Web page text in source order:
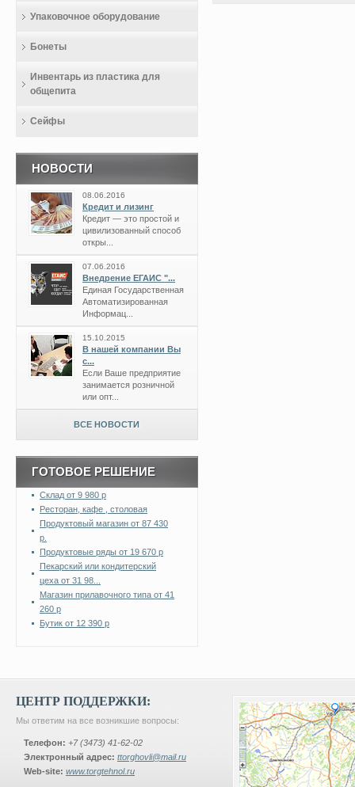
Упаковочное оборудование
Бонеты
Инвентарь из пластика для
общепита
Сейфы
НОВОСТИ
08.06.2016
Кредит и лизинг
Кредит — это простой и
цивилизованный способ
откры...
07.06.2016
Внедрение ЕГАИС "...
Единая Государственная
Автоматизированная
Информац...
15.10.2015
В нашей компании Вы
с...
Если Ваше предприятие
занимается розничной
или опт...
ВСЕ НОВОСТИ
ГОТОВОЕ РЕШЕНИЕ
Склад от 9 980 р
Ресторан, кафе , столовая
Продуктовый магазин от 87 430
р.
Продуктовые ряды от 19 670 р
Пекарский или кондитерский
цеха от 31 98...
Магазин прилавочного типа от 41
260 р
Бутик от 12 390 р
ЦЕНТР ПОДДЕРЖКИ:
Мы ответим на все возникшие вопросы:
Телефон: +7 (3473) 41-62-02
Электронный адрес: ttorghovli@mail.ru
Web-site: www.torgtehnol.ru